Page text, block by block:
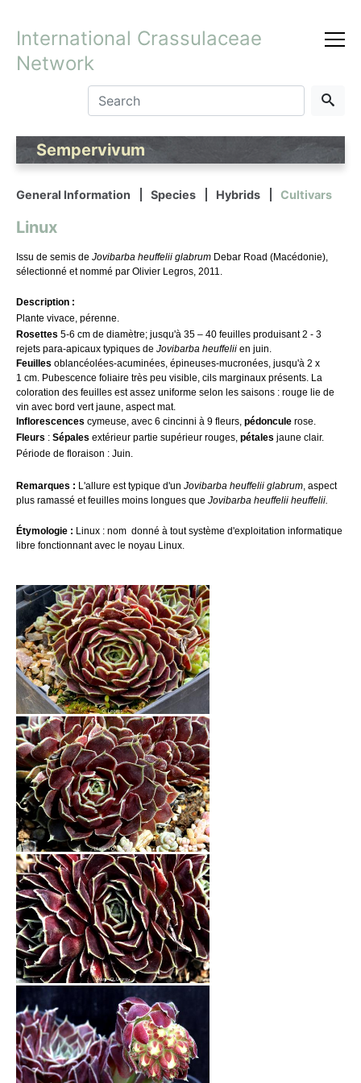
International Crassulaceae
Network
Sempervivum
General Information Species Hybrids Cultivars
Linux
Issu de semis de Jovibarba heuffelii glabrum Debar Road (Macédonie),
sélectionné et nommé par Olivier Legros, 2011.
Description :
Plante vivace, pérenne.
Rosettes 5-6 cm de diamètre; jusqu'à 35 – 40 feuilles produisant 2 - 3
rejets para-apicaux typiques de Jovibarba heuffelii en juin.
Feuilles oblancéolées-acuminées, épineuses-mucronées, jusqu'à 2 x
1 cm. Pubescence foliaire très peu visible, cils marginaux présents. La
coloration des feuilles est assez uniforme selon les saisons : rouge lie de
vin avec bord vert jaune, aspect mat.
Inflorescences cymeuse, avec 6 cincinni à 9 fleurs, pédoncule rose.
Fleurs : Sépales extérieur partie supérieur rouges, pétales jaune clair.
Période de floraison : Juin.
Remarques : L'allure est typique d'un Jovibarba heuffelii glabrum, aspect
plus ramassé et feuilles moins longues que Jovibarba heuffelii heuffelii.
Étymologie : Linux : nom donné à tout système d'exploitation informatique
libre fonctionnant avec le noyau Linux.